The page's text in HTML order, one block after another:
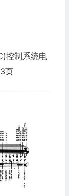
控制系统电
页